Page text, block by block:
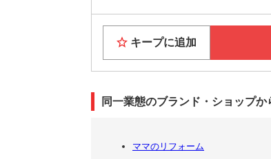
キープに追加
同一業態のブランド・ショップ
ママのリフォーム